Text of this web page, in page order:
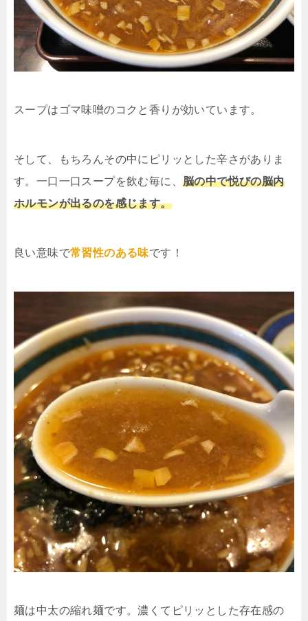
スープはゴマ味噌のコクと香りが効いています。
そして、もちろんその中にピリッとした辛さがありま
す。一口一口スープを飲む毎に、 脳の中で悦びの脳内
ホルモンが出るのを感じます。
良い意味で常習性のある味です！
麺は中太の縮れ麺です。濃くてピリッとした存在感の